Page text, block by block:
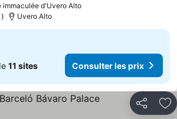
immaculée d'Uvero AltoConsulter les prix
Uvero Alto
11 sites Consulter les prix
Partager